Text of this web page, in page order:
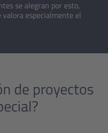
se alegran por esto,
especialmente el
de proyectos